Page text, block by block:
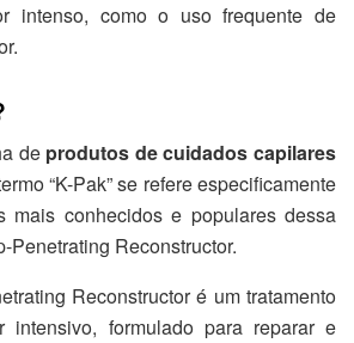
intenso, como o uso frequente de
de produtos de cuidados capilares
“K-Pak” se refere especificamente
mais conhecidos e populares dessa
Penetrating Reconstructor.
Reconstructor é um tratamento
intensivo, formulado para reparar e